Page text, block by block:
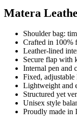
Matera
Shoulder bag:
Crafted in 100%
Leather-lined
Secure flap with
Internal pen and
Fixed, adjustable
Lightweight and
Structured yet
Unisex style
Proudly made in